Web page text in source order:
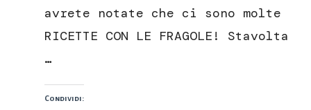
avrete notate che ci sono molte
RICETTE CON LE FRAGOLE! Stavolta
…
Condividi: